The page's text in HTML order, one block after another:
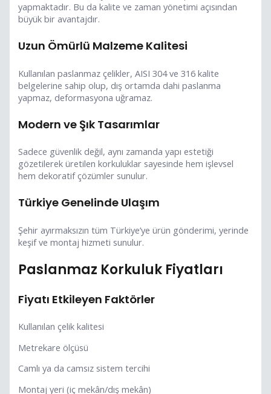
yapmaktadır. Bu da kalite ve zaman yönetimi açısından
büyük bir avantajdır.
Uzun Ömürlü Malzeme Kalitesi
Kullanılan paslanmaz çelikler, AISI 304 ve 316 kalite
belgelerine sahip olup, dış ortamda dahi paslanma
yapmaz, deformasyona uğramaz.
Modern ve Şık Tasarımlar
Sadece güvenlik değil, aynı zamanda yapı estetiği
gözetilerek üretilen korkuluklar sayesinde hem işlevsel
hem dekoratif çözümler sunulur.
Türkiye Genelinde Ulaşım
Şehir ayırmaksızın tüm Türkiye’ye ürün gönderimi, yerinde
keşif ve montaj hizmeti sunulur.
Paslanmaz Korkuluk Fiyatları
Fiyatı Etkileyen Faktörler
Kullanılan çelik kalitesi
Metrekare ölçüsü
Camlı ya da camsız sistem tercihi
Montaj yeri (iç mekân/dış mekân)